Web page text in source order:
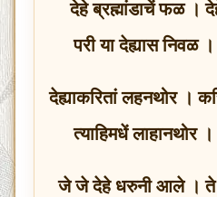
देहे ब्रह्मांडाचें फळ ।
परी या देह्यास
देह्याकरितां लहनथोर ।
त्याहिमधें
जे जे देहे धरुनी आले । ते